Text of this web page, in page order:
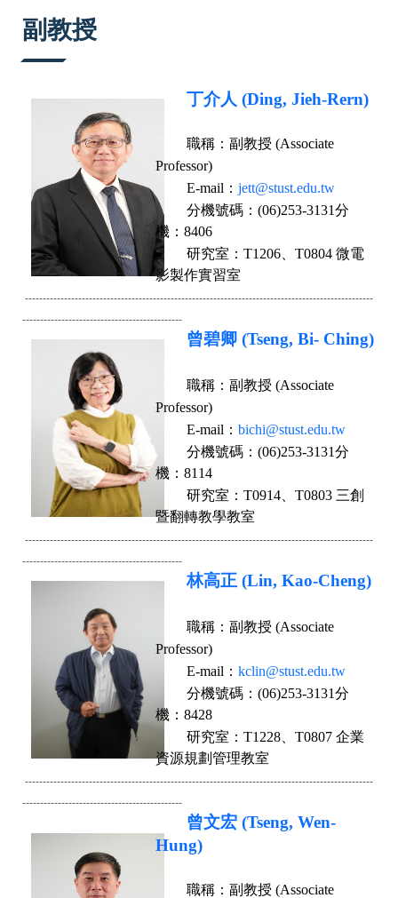
副教授
丁介人 (Ding, Jieh-Rern)
職稱： 副教授 (Associate
Professor)
E-mail ： jett@stust.edu.tw
分機號碼： (06)253-3131分
機：8406
研究室： T1206、T0804 微電
影製作實習室
--------------------------------------------------------------------------------------------------
---------------------------------------------
曾碧卿 (Tseng, Bi- Ching)
職稱： 副教授 (Associate
Professor)
E-mail ： bichi@stust.edu.tw
分機號碼： (06)253-3131分
機：8114
研究室： T0914、 T0803 三創
暨翻轉教學教室
--------------------------------------------------------------------------------------------------
---------------------------------------------
林高正 (Lin, Kao-Cheng)
職稱： 副教授 (Associate
Professor)
E-mail ： kclin@stust.edu.tw
分機號碼： (06)253-3131分
機：8428
研究室： T1228、T0807 企業
資源規劃管理教室
--------------------------------------------------------------------------------------------------
---------------------------------------------
曾文宏 (Tseng, Wen-
Hung)
職稱： 副教授 (Associate